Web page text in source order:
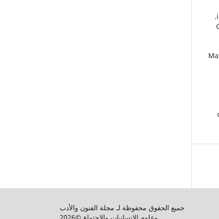
جميع الحقوق محفوظة لـ مجلة الفنون والأدب